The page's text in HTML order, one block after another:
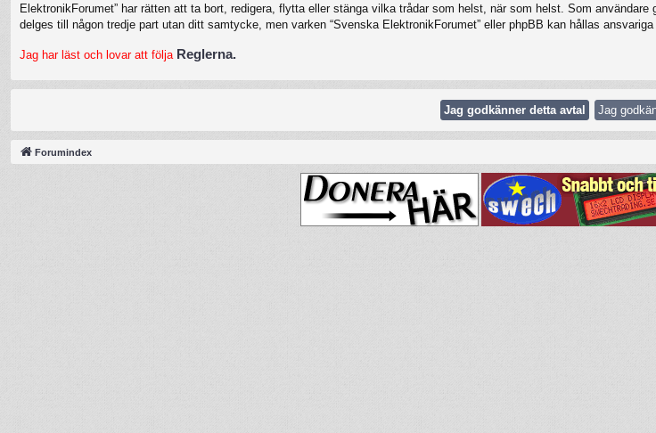
ElektronikForumet” har rätten att ta bort, redigera, flytta eller stänga vilka trådar som helst, när som helst. Som
delges till någon tredje part utan ditt samtycke, men varken “Svenska ElektronikForumet” eller phpBB kan hållas
Jag har läst och lovar att följa Reglerna.
Forumindex